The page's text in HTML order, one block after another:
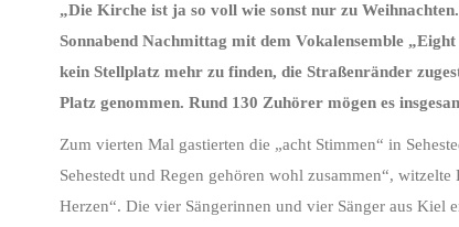
„Die Kirche ist ja so voll wie sonst nur zu
Sonnabend Nachmittag mit dem Vokalensemble
kein Stellplatz mehr zu finden, die Straßenränder
Platz genommen. Rund 130 Zuhörer mögen es
Zum vierten Mal gastierten die „acht Stimmen“ in
Sehestedt und Regen gehören wohl zusammen“,
Herzen“. Die vier Sängerinnen und vier Sänger aus Kiel